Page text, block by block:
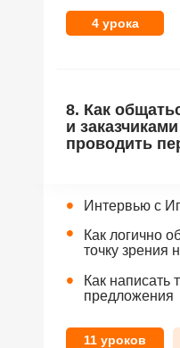
4 урока
8. Как
и
проводить
Как написать
предложения
•
Как логично
точку зрения
•
Интервью с
•
11 уроков